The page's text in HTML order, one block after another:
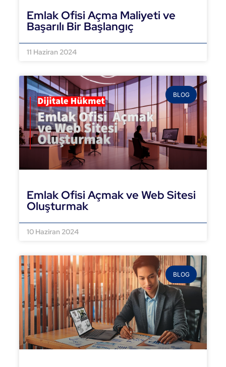
Emlak Ofisi Açma Maliyeti ve
Başarılı Bir Başlangıç
11 Haziran 2024
BLOG
Emlak Ofisi Açmak ve Web Sitesi
Oluşturmak
10 Haziran 2024
BLOG